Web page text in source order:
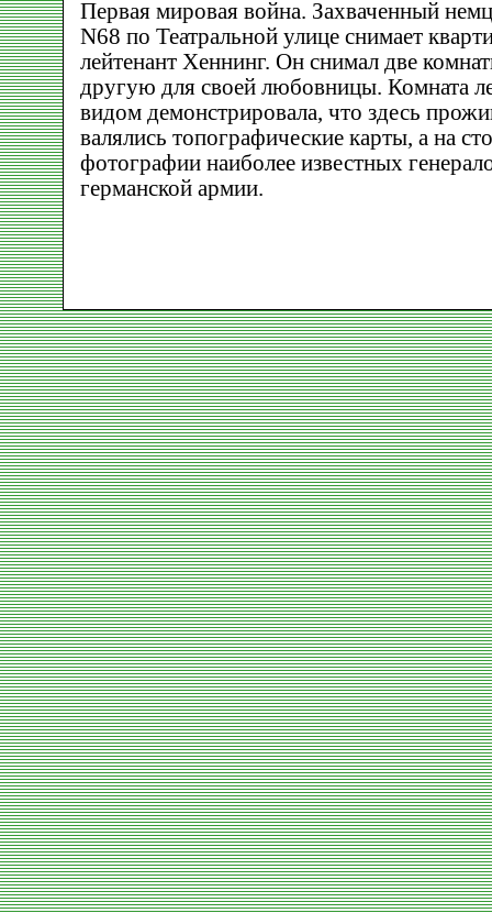
Первая мировая война. Захваченный
N68 по Театральной улице снимает
лейтенант Хеннинг. Он снимал две
другую для своей любовницы. Комната
видом демонстрировала, что здесь
валялись топографические карты, а на
фотографии наиболее известных
германской армии.